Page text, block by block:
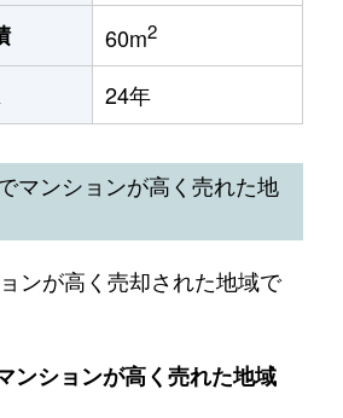
60m2
24年
マンションが高く売れた地
ンが高く売却された地域で
ンションが高く売れた地域